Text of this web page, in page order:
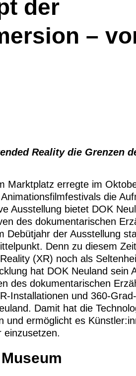
der
–
Reality die Grenzen
Marktplatz erregte im
die
Ausstellung bietet DOK
des dokumentarischen
Debütjahr der Ausstellung
Denn zu diesem
(XR) noch als
hat DOK Neuland sein
des dokumentarischen
Installationen und 360-
Damit hat die
und ermöglicht es
einzusetzen.